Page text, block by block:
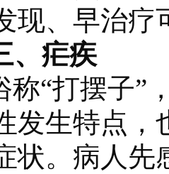
现、早治
疟疾
称“打摆子”
发生特点，
状。病人先